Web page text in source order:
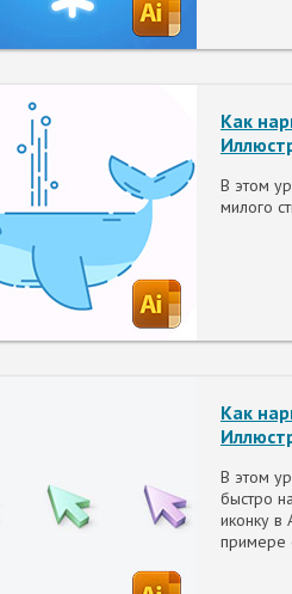
Как
В этом
милого
Как
В этом
быстро
иконку в
примере